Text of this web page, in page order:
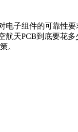
子组件的可靠性
天PCB到底要花
。